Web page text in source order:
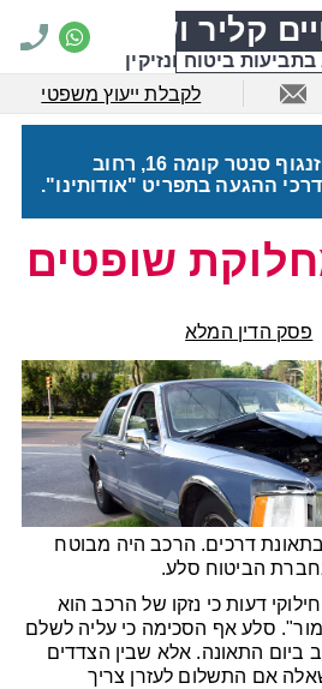
קליר ושות'
בתביעות ביטוח ונזיקין
לקבלת ייעוץ משפטי
כתובתנו: מגדל על דיזנגוף סנטר קומה 16, רחוב
שופטים
פסק הדין המלא
בתאונת דרכים. הרכב היה מבוטח
הביטוח סלע.
חילוקי דעות כי נזקו של הרכב הוא
סלע אף הסכימה כי עליה לשלם
ביום התאונה. אלא שבין הצדדים
אם התשלום לעזרן צריך